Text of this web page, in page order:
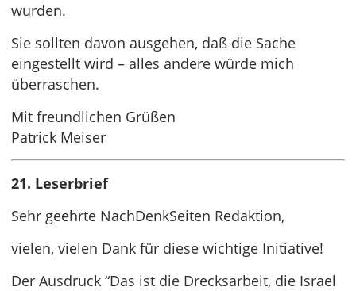
wurden.
Sie sollten davon ausgehen, daß die Sache
eingestellt wird – alles andere würde mich
überraschen.
Mit freundlichen Grüßen
Patrick Meiser
21. Leserbrief
Sehr geehrte NachDenkSeiten Redaktion,
vielen, vielen Dank für diese wichtige Initiative!
Der Ausdruck “Das ist die Drecksarbeit, die Israel